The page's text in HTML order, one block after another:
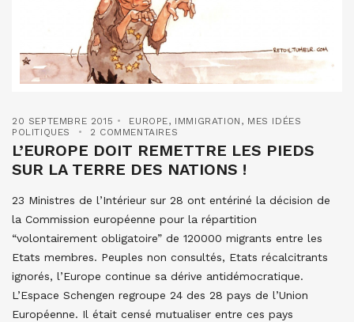
20 SEPTEMBRE 2015 EUROPE, IMMIGRATION , MES IDÉES
POLITIQUES
2 COMMENTAIRES
L’EUROPE DOIT REMETTRE LES PIEDS
SUR LA TERRE DES NATIONS !
23 Ministres de l’Intérieur sur 28 ont entériné la décision de
la Commission européenne pour la répartition
“volontairement obligatoire” de 120000 migrants entre les
Etats membres. Peuples non consultés, Etats récalcitrants
ignorés, l’Europe continue sa dérive antidémocratique.
L’Espace Schengen regroupe 24 des 28 pays de l’Union
Européenne. Il était censé mutualiser entre ces pays